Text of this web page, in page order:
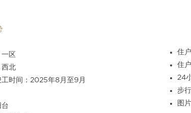
区
西北
工时间：2025年8月至9月
台
住
住
24
步
图